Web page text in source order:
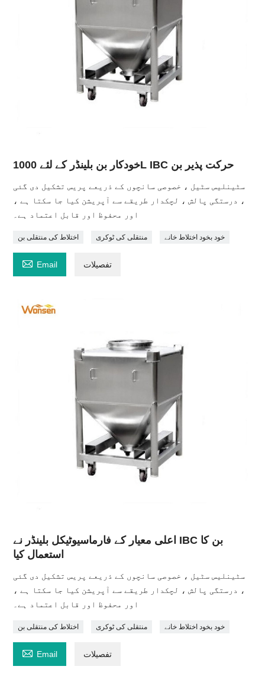
خودکار بن بلینڈر کے لئے 1000L IBC حرکت پذیر بن
سٹینلیس سٹیل ، خصوصی سانچوں کے ذریعے پریس تشکیل دی گئی
، درستگی پالش ، لچکدار طریقے سے آپریشن کیا جا سکتا ہے ،
اور محفوظ اور قابل اعتماد ہے۔
اختلاط کی منتقلی بن منتقلی کی ٹوکری خود بخود اختلاط خانے
 Email تفصیلات
اعلی معیار کے فارماسیوٹیکل بلینڈر نے IBC بن کا
استعمال کیا
سٹینلیس سٹیل ، خصوصی سانچوں کے ذریعے پریس تشکیل دی گئی
، درستگی پالش ، لچکدار طریقے سے آپریشن کیا جا سکتا ہے ،
اور محفوظ اور قابل اعتماد ہے۔
اختلاط کی منتقلی بن منتقلی کی ٹوکری خود بخود اختلاط خانے
 Email تفصیلات